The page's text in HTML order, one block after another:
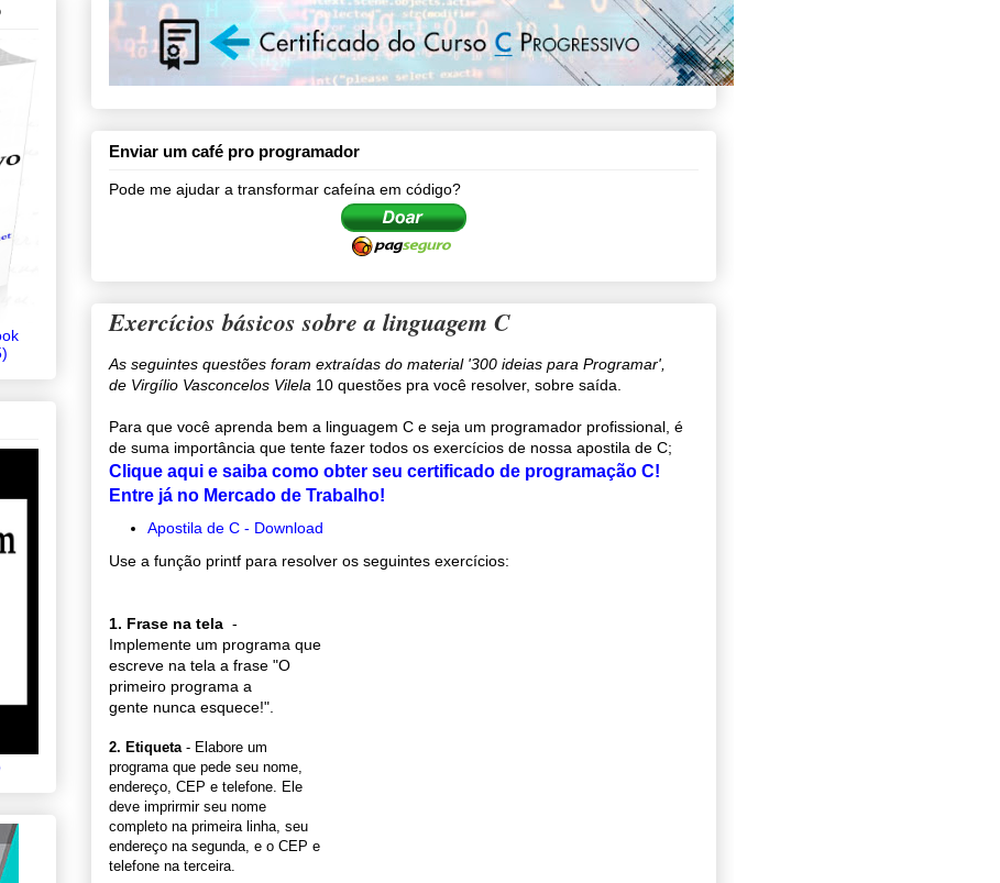
Enviar um café pro programador
Pode me ajudar a transformar cafeína em código?
Exercícios básicos sobre a linguagem C
As seguintes questões foram extraídas do material '300 ideias para Programar',
de Virgílio Vasconcelos Vilela 10 questões pra você resolver, sobre saída.
Para que você aprenda bem a linguagem C e seja um programador profissional, é
de suma importância que tente fazer todos os exercícios de nossa apostila de C;
Clique aqui e saiba como obter seu certificado de programação C!
Entre já no Mercado de Trabalho!
Apostila de C - Download
Use a função printf para resolver os seguintes exercícios:
1. Frase na tela -
Implemente um programa que
escreve na tela a frase "O
primeiro programa a
gente nunca esquece!".
2. Etiqueta - Elabore um
programa que pede seu nome,
endereço, CEP e telefone. Ele
deve imprirmir seu nome
completo na primeira linha, seu
endereço na segunda, e o CEP e
telefone na terceira.